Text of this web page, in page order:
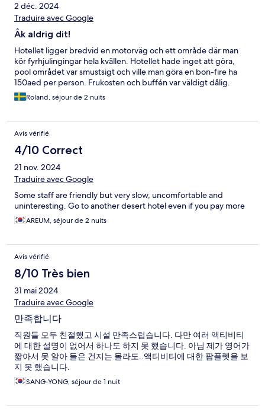
2 déc. 2024
Traduire avec Google
Åk aldrig dit!
Hotellet ligger bredvid en motorväg och ett område där man
kör fyrhjulingingar hela kvällen. Hotellet hade inget att göra,
pool området var smustsigt och ville man göra en bon-fire ha
150aed per person. Frukosten och buffén var väldigt dålig.
Roland, séjour de 2 nuits
Avis vérifié
4/10 Correct
21 nov. 2024
Traduire avec Google
Some staff are friendly but very slow, uncomfortable and
uninteresting. Go to another desert hotel even if you pay more
AREUM, séjour de 2 nuits
Avis vérifié
8/10 Très bien
31 mai 2024
Traduire avec Google
만족합니다
직원들 모두 친절했고 시설 만족스럽습니다. 다만 여러 액티비티
에 대한 설명이 없어서 하나도 하지 못 했습니다. 아님 제가 영어가
짧아서 못 알아 들은 건지는 몰라도..액티비티에 대한 팜플렛을 보
지 못 했습니다.
SANG-YONG, séjour de 1 nuit